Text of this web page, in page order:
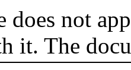
not
it. The